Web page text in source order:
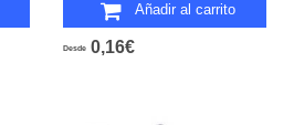
Añadir al carrito
Desde 0,16€